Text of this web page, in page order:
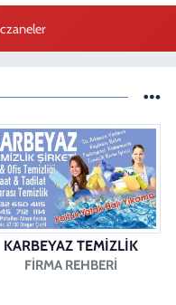
KARBEYAZ TEMİZLİK
FIRMA REHBERI